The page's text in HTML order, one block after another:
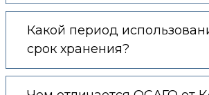
Какой период
срок хранения?